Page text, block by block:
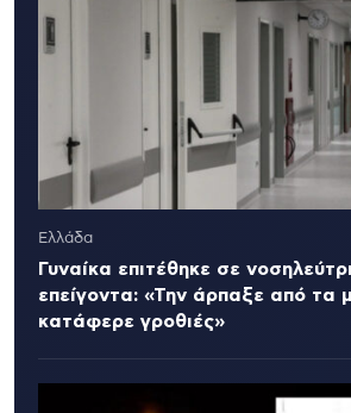
Ελλάδα
Γυναίκα επιτέθηκε σε
επείγοντα: «Την άρπαξε από τα
κατάφερε γροθιές»